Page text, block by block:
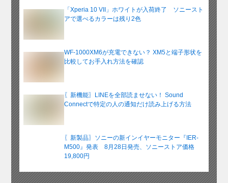
「Xperia 10 VII」ホワイトが入荷終了 ソニースト
アで選べるカラーは残り2色
WF-1000XM6が充電できない？ XM5と端子形状を
比較してお手入れ方法を確認
〖新機能〗LINEを全部読ませない！ Sound
Connectで特定の人の通知だけ読み上げる方法
〖新製品〗ソニーの新インイヤーモニター『IER-
M500』発表 8月28日発売、ソニーストア価格
19,800円